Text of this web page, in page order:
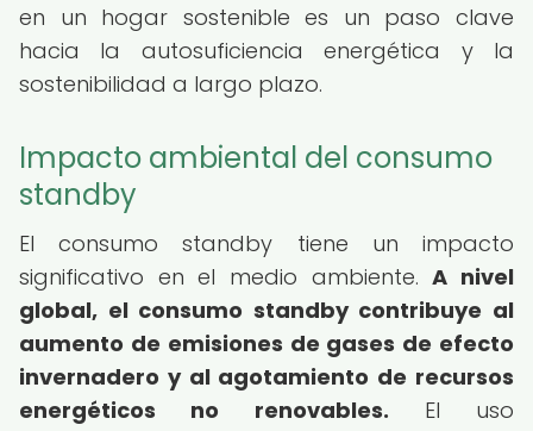
en un hogar sostenible es un paso clave
hacia la autosuficiencia energética y la
sostenibilidad a largo plazo.
Impacto ambiental del consumo
standby
El consumo standby tiene un impacto
significativo en el medio ambiente.A nivel
global, el consumo standby contribuye al
aumento de emisiones de gases de efecto
invernadero y al agotamiento de recursos
energéticos no renovables. El uso